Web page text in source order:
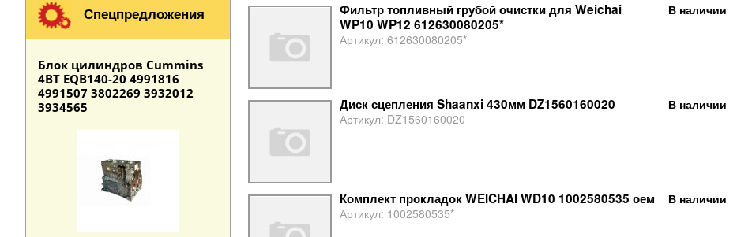
Спецпредложения
Блок цилиндров Cummins
4BT EQB140-20 4991816
4991507 3802269 3932012
3934565
Фильтр топливный грубой очистки для Weichai
WP10 WP12 612630080205*
Артикул: 612630080205*
В наличии
Диск сцепления Shaanxi 430мм DZ1560160020
Артикул: DZ1560160020
В наличии
Комплект прокладок WEICHAI WD10 1002580535 оем
Артикул: 1002580535*
В наличии